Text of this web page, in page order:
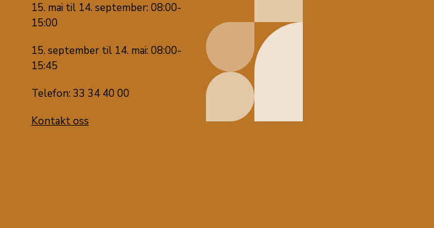
15. mai til 14. september: 08:00-
15:00
15. september til 14. mai: 08:00-
15:45
Telefon: 33 34 40 00
Kontakt oss